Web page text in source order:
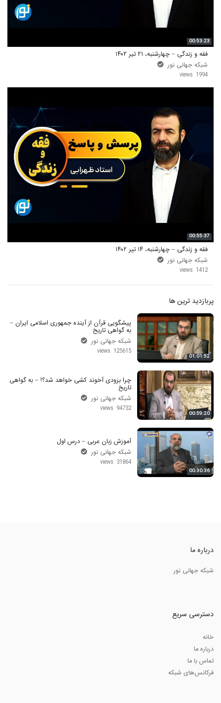
00:53:23
فقه و زندگی – چهارشنبه، ۲۱ تیر ۱۴۰۲
شبکه جهانی نور
1994 views
00:55:37
فقه و زندگی – چهارشنبه، ۱۴ تیر ۱۴۰۲
شبکه جهانی نور
1412 views
پربازدید ترین ها
01:01:52
پیشگویی قرآن از آینده جمهوری اسلامی ایران –
به گواهی تاریخ
شبکه جهانی نور
125615 views
00:59:20
چرا بزودی آخوند کشی خواهد شد؟! – به گواهی
تاریخ
شبکه جهانی نور
94732 views
00:30:36
آموزش زبان عربی – درس اول
شبکه جهانی نور
31864 views
درباره ما
شبکه جهانی نور
دسترسی سریع
خانه
درباره ما
تماس با ما
فرکانس‌های شبکه